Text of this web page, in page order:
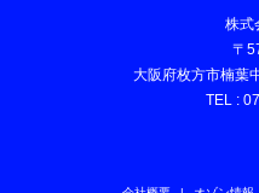
株式
〒
大阪府枚方市楠葉
TEL :